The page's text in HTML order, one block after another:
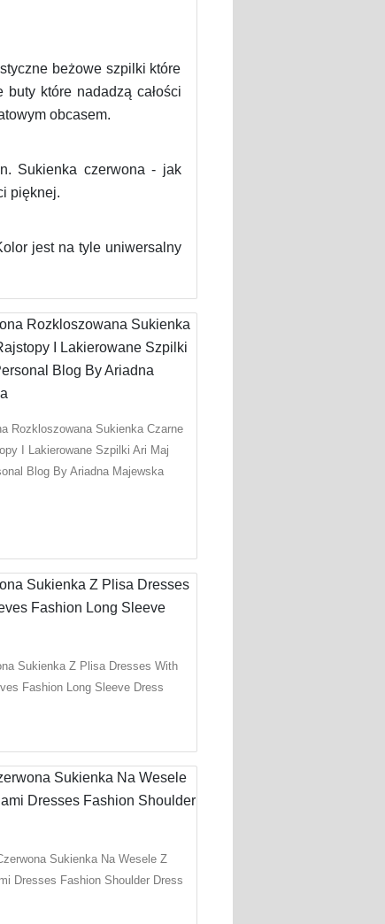
beżowe szpilki które
które nadadzą całości
obcasem.
Sukienka czerwona - jak
pięknej.
jest na tyle uniwersalny
Rozkloszowana Sukienka Czarne
I Lakierowane Szpilki Ari Maj
Blog By Ariadna Majewska
Sukienka Z Plisa Dresses With
Fashion Long Sleeve Dress
Sukienka Na Wesele Z
Dresses Fashion Shoulder Dress